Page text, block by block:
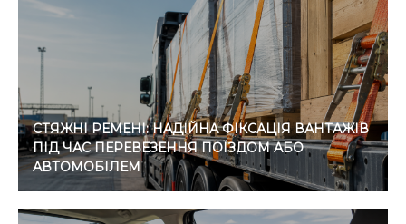
СТЯЖНІ РЕМЕНІ: НАДІЙНА ФІКСАЦІЯ ВАНТАЖІВ
ПІД ЧАС ПЕРЕВЕЗЕННЯ ПОЇЗДОМ АБО
АВТОМОБІЛЕМ